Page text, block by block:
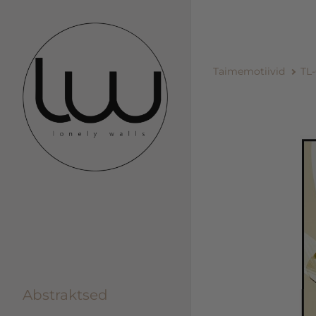
Abstraktsed
Taimemotiivid